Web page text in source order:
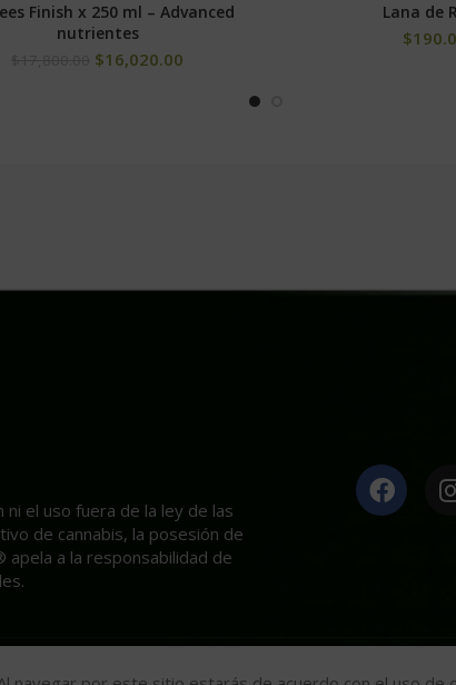
AÑADIR AL CARRITO
Finish x 250 ml – Advanced
nutrientes
$16,020.00
AÑADIR AL
Lana de
$
el uso fuera de la ley de las
de cannabis, la posesión de
a la responsabilidad de